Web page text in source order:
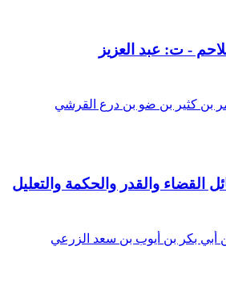
- ت: عبد العزيز
بن كثير بن ضو بن درع القرشي
عماد الدين
القضاء والقدر والحكمة والتعليل
أبي بكر بن أيوب بن سعد الزرعي
الدين